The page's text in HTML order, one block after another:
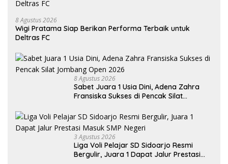
8 Agustus 2026
Wigi Pratama Siap Berikan Performa Terbaik untuk
Deltras FC
8 Agustus 2026
Sabet Juara 1 Usia Dini, Adena Zahra
Fransiska Sukses di Pencak Silat
3 Agustus 2026
Liga Voli Pelajar SD Sidoarjo Resmi
Bergulir, Juara 1 Dapat Jalur Prestasi